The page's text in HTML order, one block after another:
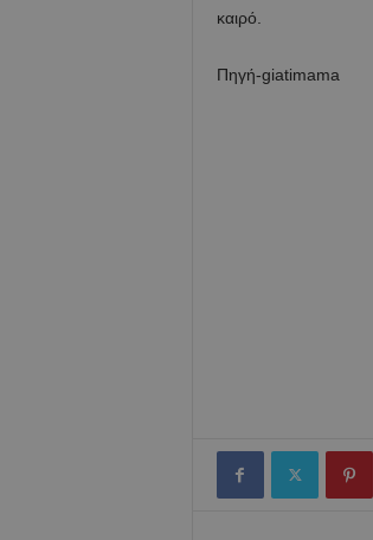
καιρό.
Πηγή-giatimama